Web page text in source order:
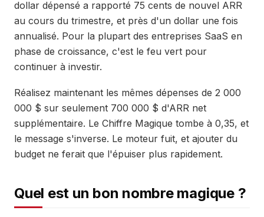
dollar dépensé a rapporté 75 cents de nouvel ARR
au cours du trimestre, et près d'un dollar une fois
annualisé. Pour la plupart des entreprises SaaS en
phase de croissance, c'est le feu vert pour
continuer à investir.
Réalisez maintenant les mêmes dépenses de 2 000
000 $ sur seulement 700 000 $ d'ARR net
supplémentaire. Le Chiffre Magique tombe à 0,35, et
le message s'inverse. Le moteur fuit, et ajouter du
budget ne ferait que l'épuiser plus rapidement.
Quel est un bon nombre magique ?